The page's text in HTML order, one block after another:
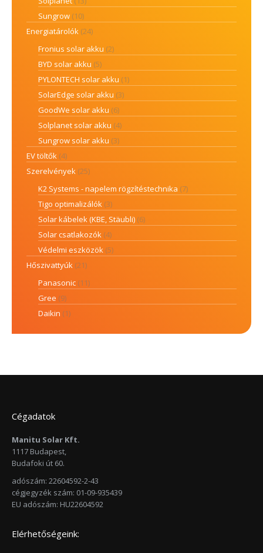
Sungrow (10)
Energiatárolók (24)
Fronius solar akku (2)
BYD solar akku (5)
PYLONTECH solar akku (1)
SolarEdge solar akku (3)
GoodWe solar akku (6)
Solplanet solar akku (4)
Sungrow solar akku (3)
EV töltők (4)
Szerelvények (25)
K2 Systems - napelem rögzítéstechnika (7)
Tigo optimalizálók (3)
Solar kábelek (KBE, Stäubli) (6)
Solar csatlakozók (4)
Védelmi eszközök (5)
Hőszivattyúk (21)
Panasonic (11)
Gree (9)
Daikin (1)
Cégadatok
Manitu Solar Kft.
1117 Budapest,
Budafoki út 60.
adószám: 22604592-2-43
cégjegyzék szám: 01-09-935439
EU adószám: HU22604592
Elérhetőségeink: